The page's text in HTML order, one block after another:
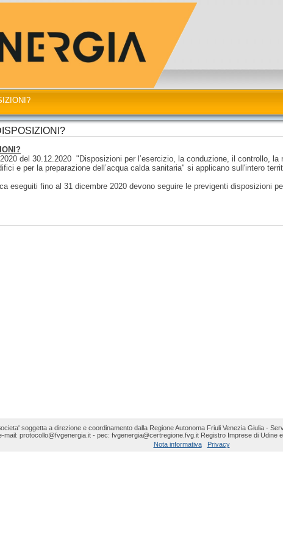
del 30.12.2020 "Disposizioni per l’esercizio, la conduzione, il controllo, la
e per la preparazione dell’acqua calda sanitaria" si applicano sull'intero
eseguiti fino al 31 dicembre 2020 devono seguire le previgenti disposizioni
soggetta a direzione e coordinamento dalla Regione Autonoma Friuli Venezia Giulia -
mail: protocollo@fvgenergia.it - pec: fvgenergia@certregione.fvg.it Registro Imprese di Udine
Nota informativa Privacy